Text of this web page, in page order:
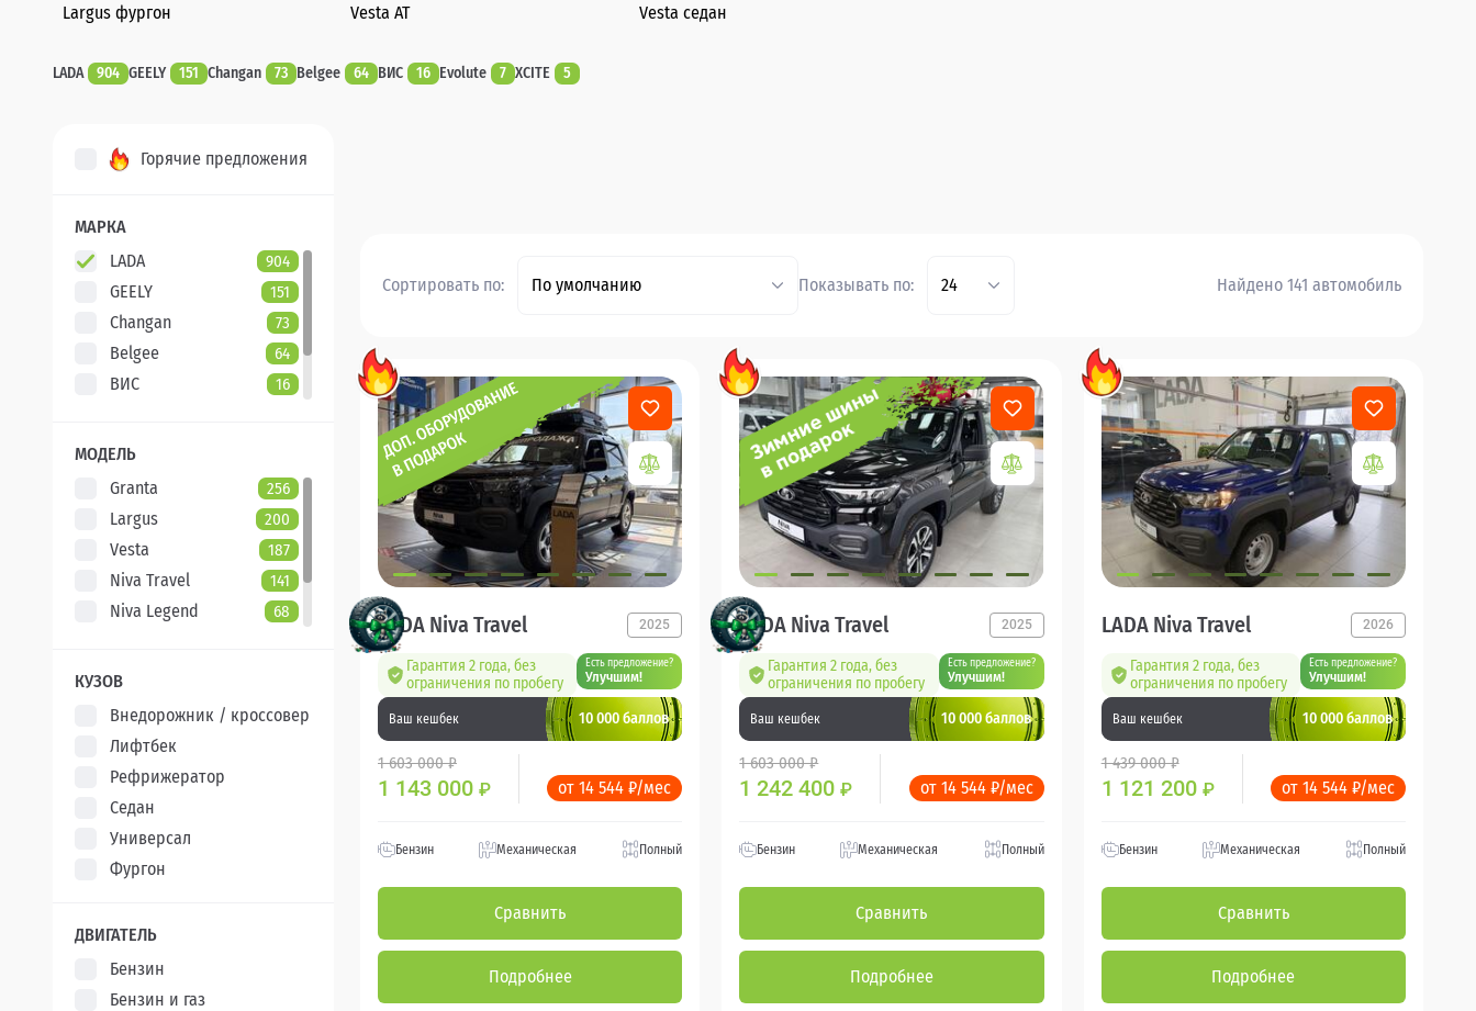
Largus фургон Vesta AT Vesta седан
LADA 904 GEELY 151 Changan 73 Belgee 64 ВИС 16 Evolute 7 XCITE 5
Горячие предложения
МАРКА
LADA
904
GEELY 151
Changan 73
Belgee 64
ВИС 16
XCITE
МОДЕЛЬ
Granta
256
Largus 200
Vesta 187
Niva Travel 141
Niva Legend 68
Aura
КУЗОВ
Внедорожник / кроссовер
Лифтбек
Рефрижератор
Седан
Универсал
Фургон
ДВИГАТЕЛЬ
Бензин
Бензин и газ
Сортировать по: По умолчанию Показывать по: 24 Найдено 141 автомобиль
LADA Niva Travel 2025
Гарантия 2 года, без
ограничения по пробегу
Есть предложение?
Улучшим!
Ваш кешбек 10 000 баллов
1 603 000 ₽
1 143 000 ₽ от 14 544 ₽/мес
Бензин Механическая Полный
Сравнить
Подробнее
LADA Niva Travel 2025
Гарантия 2 года, без
ограничения по пробегу
Есть предложение?
Улучшим!
Ваш кешбек 10 000 баллов
1 603 000 ₽
1 242 400₽ от 14 544 ₽/мес
Бензин Механическая Полный
Сравнить
Подробнее
LADA Niva Travel 2026
Гарантия 2 года, без
ограничения по пробегу
Есть предложение?
Улучшим!
Ваш кешбек 10 000 баллов
1 439 000 ₽
1 121 200 ₽ от 14 544 ₽/мес
Бензин Механическая Полный
Сравнить
Подробнее